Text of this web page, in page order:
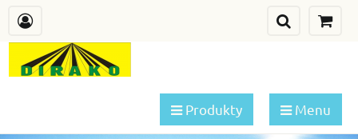
Produkty Menu